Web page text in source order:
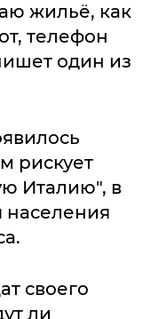
жильё, как
телефон
один из
рискует
Италию", в
населения
своего
ли